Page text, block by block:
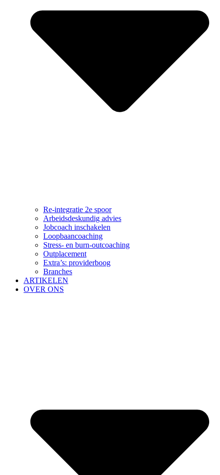
Re-integratie 2e spoor
Arbeidsdeskundig advies
Jobcoach inschakelen
Loopbaancoaching
Stress- en burn-outcoaching
Outplacement
Extra’s: providerboog
Branches
ARTIKELEN
OVER ONS